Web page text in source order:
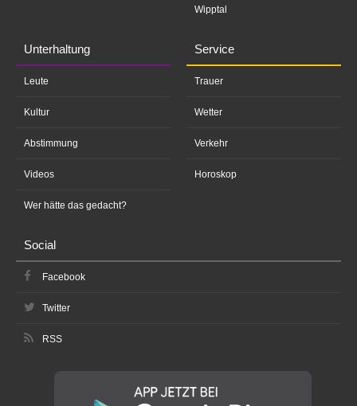
Wipptal
Unterhaltung
Leute
Kultur
Abstimmung
Videos
Wer hätte das gedacht?
Service
Trauer
Wetter
Verkehr
Horoskop
Social
Facebook
Twitter
RSS